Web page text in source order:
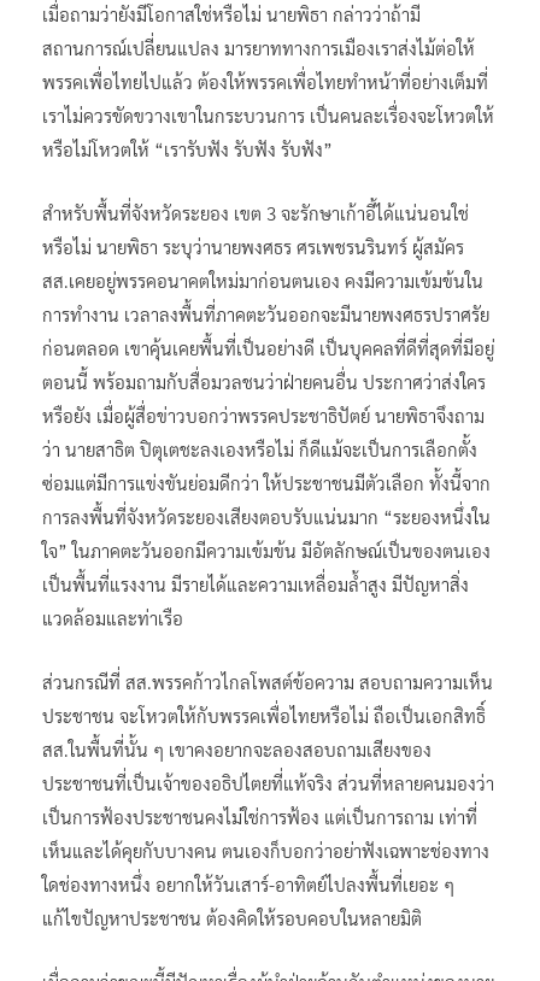
เมื่อถามว่ายังมีโอกาสใช่หรือไม่ นายพิธา กล่าวว่าถ้ามี
สถานการณ์เปลี่ยนแปลง มารยาททางการเมืองเราส่งไม้ต่อให้
พรรคเพื่อไทยไปแล้ว ต้องให้พรรคเพื่อไทยทำหน้าที่อย่างเต็มที่
เราไม่ควรขัดขวางเขาในกระบวนการ เป็นคนละเรื่องจะโหวตให้
หรือไม่โหวตให้ “เรารับฟัง รับฟัง รับฟัง”
สำหรับพื้นที่จังหวัดระยอง เขต 3 จะรักษาเก้าอี้ได้แน่นอนใช่
หรือไม่ นายพิธา ระบุว่านายพงศธร ศรเพชรนรินทร์ ผู้สมัคร
สส.เคยอยู่พรรคอนาคตใหม่มาก่อนตนเอง คงมีความเข้มข้นใน
การทำงาน เวลาลงพื้นที่ภาคตะวันออกจะมีนายพงศธรปราศรัย
ก่อนตลอด เขาคุ้นเคยพื้นที่เป็นอย่างดี เป็นบุคคลที่ดีที่สุดที่มีอยู่
ตอนนี้ พร้อมถามกับสื่อมวลชนว่าฝ่ายคนอื่น ประกาศว่าส่งใคร
หรือยัง เมื่อผู้สื่อข่าวบอกว่าพรรคประชาธิปัตย์ นายพิธาจึงถาม
ว่า นายสาธิต ปิตุเตชะลงเองหรือไม่ ก็ดีแม้จะเป็นการเลือกตั้ง
ซ่อมแต่มีการแข่งขันย่อมดีกว่า ให้ประชาชนมีตัวเลือก ทั้งนี้จาก
การลงพื้นที่จังหวัดระยองเสียงตอบรับแน่นมาก “ระยองหนึ่งใน
ใจ” ในภาคตะวันออกมีความเข้มข้น มีอัตลักษณ์เป็นของตนเอง
เป็นพื้นที่แรงงาน มีรายได้และความเหลื่อมล้ำสูง มีปัญหาสิ่ง
แวดล้อมและท่าเรือ
ส่วนกรณีที่ สส.พรรคก้าวไกลโพสต์ข้อความ สอบถามความเห็น
ประชาชน จะโหวตให้กับพรรคเพื่อไทยหรือไม่ ถือเป็นเอกสิทธิ์
สส.ในพื้นที่นั้น ๆ เขาคงอยากจะลองสอบถามเสียงของ
ประชาชนที่เป็นเจ้าของอธิปไตยที่แท้จริง ส่วนที่หลายคนมองว่า
เป็นการฟ้องประชาชนคงไม่ใช่การฟ้อง แต่เป็นการถาม เท่าที่
เห็นและได้คุยกับบางคน ตนเองก็บอกว่าอย่าฟังเฉพาะช่องทาง
ใดช่องทางหนึ่ง อยากให้วันเสาร์-อาทิตย์ไปลงพื้นที่เยอะ ๆ
แก้ไขปัญหาประชาชน ต้องคิดให้รอบคอบในหลายมิติ